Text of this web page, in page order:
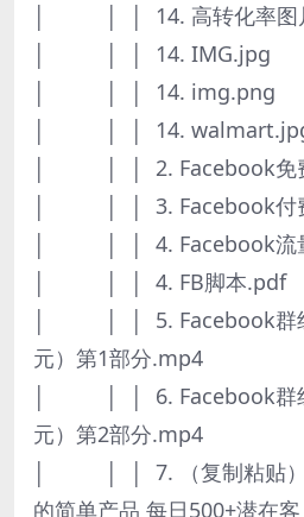
│ │ │ 14. 高转化率图
│ │ │ 14. IMG.jpg
│ │ │ 14. img.png
│ │ │ 14.
│ │ │ 2. Facebook免
│ │ │ 3. Facebook付
│ │ │ 4. Facebook流
│ │ │ 4. FB脚本.pdf
│ │ │ 5. Facebook群组
元）第1部分.mp4
│ │ │ 6. Facebook群组
元）第2部分.mp4
│ │ │ 7. （复制粘贴）
的简单产品 每日500+潜在